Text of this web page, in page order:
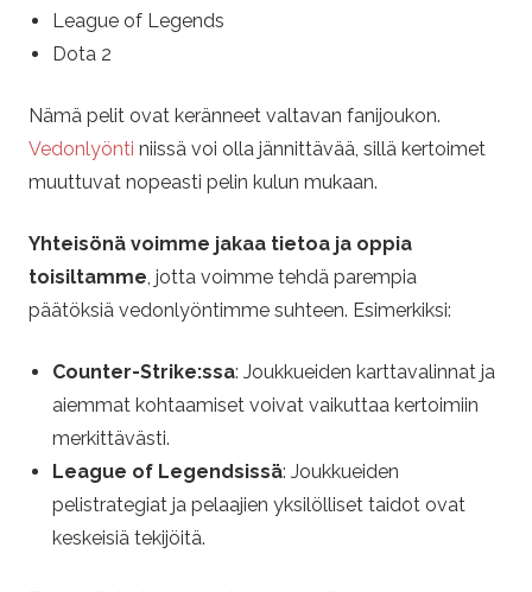
League of Legends
Dota 2
Nämä pelit ovat keränneet valtavan fanijoukon.
Vedonlyönti niissä voi olla jännittävää, sillä kertoimet
muuttuvat nopeasti pelin kulun mukaan.
Yhteisönä voimme jakaa tietoa ja oppia
toisiltamme, jotta voimme tehdä parempia
päätöksiä vedonlyöntimme suhteen. Esimerkiksi:
Counter-Strike:ssa: Joukkueiden karttavalinnat ja
aiemmat kohtaamiset voivat vaikuttaa kertoimiin
merkittävästi.
League of Legendsissä: Joukkueiden
pelistrategiat ja pelaajien yksilölliset taidot ovat
keskeisiä tekijöitä.